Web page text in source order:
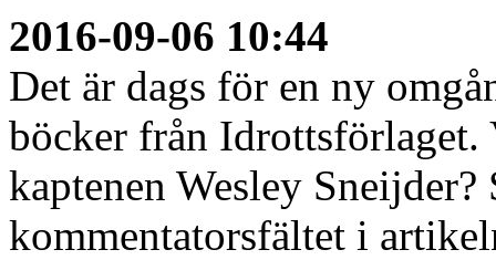
2016-09-06 10:44
Det är dags för en ny
böcker från Idrottsförlaget.
kaptenen Wesley
kommentatorsfältet i